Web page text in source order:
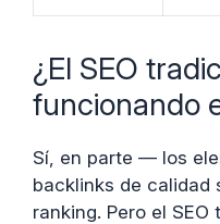
¿El SEO
funcionando
Sí, en parte — los
backlinks de calidad
ranking. Pero el SEO